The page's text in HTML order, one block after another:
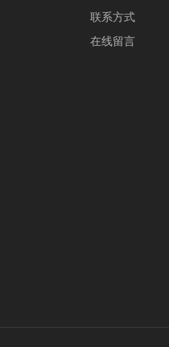
联系方式
在线留言